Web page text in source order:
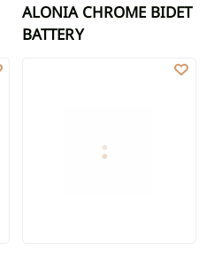
ALONIA CHROME BIDET
BATTERY
BIDET MIXER ALONIA INVENA